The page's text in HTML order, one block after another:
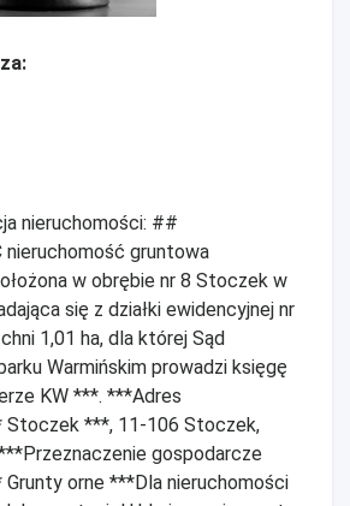
nieruchomości: ##
nieruchomość gruntowa
w obrębie nr 8 Stoczek w
się z działki ewidencyjnej nr
1,01 ha, dla której Sąd
Warmińskim prowadzi księgę
KW ***. ***Adres
Stoczek ***, 11-106 Stoczek,
gospodarcze
orne ***Dla nieruchomości